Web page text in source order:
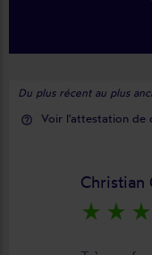
Du plus récent au plus
help_outline Voir l'attestation de
Christian
star_rate star_rate star_rate